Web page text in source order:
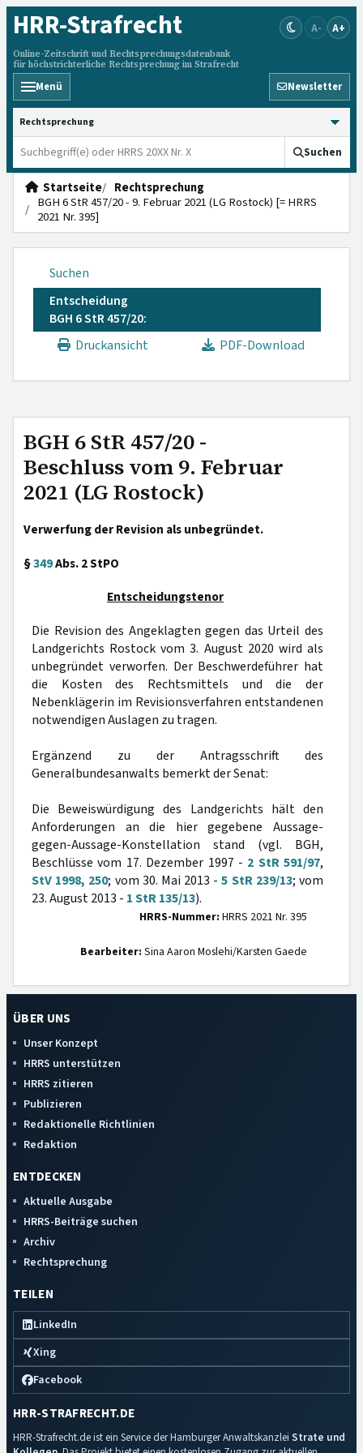
HRR-Strafrecht
Online-Zeitschrift und Rechtsprechungsdatenbank
für höchstrichterliche Rechtsprechung im Strafrecht
A- A+
Menü Newsletter
HRRS durchsuchen
Suchen
Startseite
Rechtsprechung
BGH 6 StR 457/20 - 9. Februar 2021 (LG Rostock) [= HRRS
2021 Nr. 395]
Suchen
Entscheidung
BGH 6 StR 457/20:
Druckansicht
PDF-Download
BGH 6 StR 457/20 -
Beschluss vom 9. Februar
2021 (LG Rostock)
Verwerfung der Revision als unbegründet.
§349Abs. 2 StPO
Entscheidungstenor
Die Revision des Angeklagten gegen das Urteil des
Landgerichts Rostock vom 3. August 2020 wird als
unbegründet verworfen. Der Beschwerdeführer hat
die Kosten des Rechtsmittels und die der
Nebenklägerin im Revisionsverfahren entstandenen
notwendigen Auslagen zu tragen.
Ergänzend zu der Antragsschrift des
Generalbundesanwalts bemerkt der Senat:
Die Beweiswürdigung des Landgerichts hält den
Anforderungen an die hier gegebene Aussage-
gegen-Aussage-Konstellation stand (vgl. BGH,
Beschlüsse vom 17. Dezember 1997 - 2 StR 591/97,
StV 1998, 250; vom 30. Mai 2013 -5 StR 239/13; vom
23. August 2013 - 1 StR 135/13).
HRRS-Nummer: HRRS 2021 Nr. 395
Bearbeiter: Sina Aaron Moslehi/Karsten Gaede
ÜBER UNS
Unser Konzept
HRRS unterstützen
HRRS zitieren
Publizieren
Redaktionelle Richtlinien
Redaktion
ENTDECKEN
Aktuelle Ausgabe
HRRS-Beiträge suchen
Archiv
Rechtsprechung
TEILEN
LinkedIn
Xing
Facebook
HRR-STRAFRECHT.DE
HRR-Strafrecht.de ist ein Service der Hamburger Anwaltskanzlei Strate und